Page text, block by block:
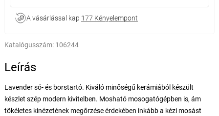
A vásárlással kap 177 Kényelempont
Katalógusszám: 106244
Leírás
Lavender só- és borstartó. Kiváló minőségű kerámiából készült
készlet szép modern kivitelben. Mosható mosogatógépben is, ám
tökéletes kinézetének megőrzése érdekében inkább a kézi mosást